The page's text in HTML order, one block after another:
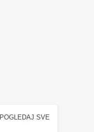
POGLEDAJ SVE